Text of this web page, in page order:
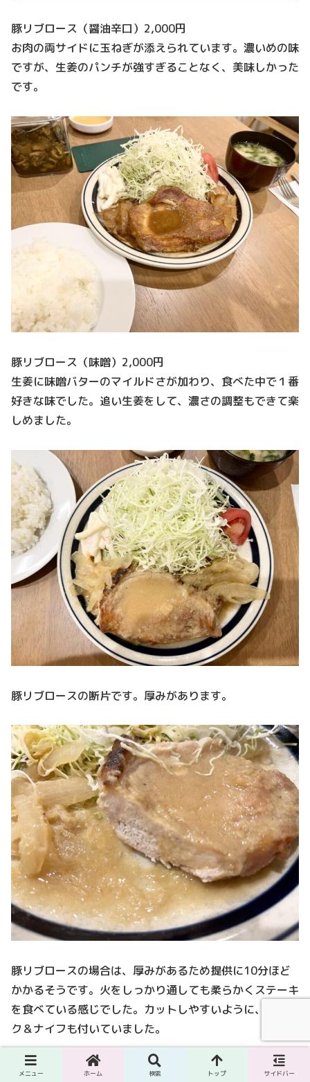
豚リブロース（醤油辛口）2,000円
お肉の両サイドに玉ねぎが添えられています。濃いめの味
ですが、生姜のパンチが強すぎることなく、美味しかった
です。
豚リブロース（味噌）2,000円
生姜に味噌バターのマイルドさが加わり、食べた中で１番
好きな味でした。追い生姜をして、濃さの調整もできて楽
しめました。
豚リブロースの断片です。厚みがあります。
豚リブロースの場合は、厚みがあるため提供に10分ほど
かかるそうです。火をしっかり通しても柔らかくステーキ
を食べている感じでした。カットしやすいように、フォー
ク＆ナイフも付いていました。
メニュー ホーム 検索 トップ サイドバー